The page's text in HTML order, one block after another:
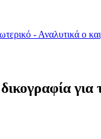
- Αναλυτικά ο